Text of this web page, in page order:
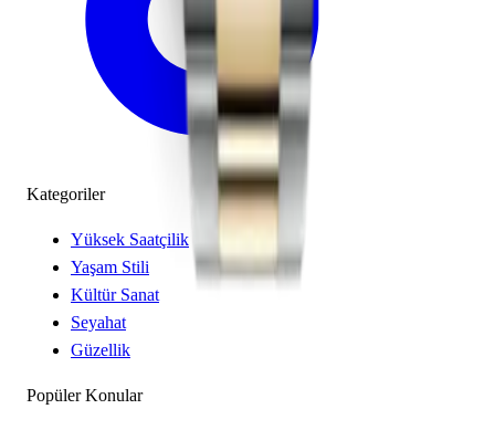
Kategoriler
Yüksek Saatçilik
Yaşam Stili
Kültür Sanat
Seyahat
Güzellik
Popüler Konular